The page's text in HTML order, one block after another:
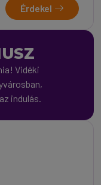
Érdekel
Vidéki
indulás.